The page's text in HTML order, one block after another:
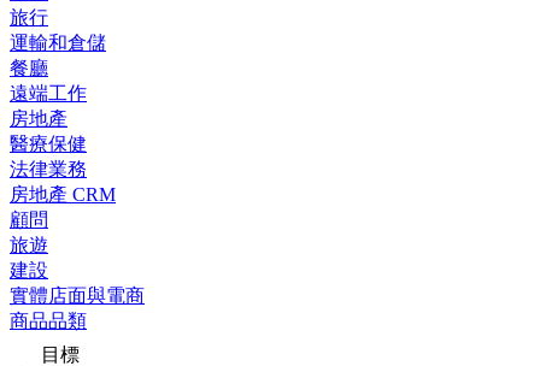
旅行
運輸和倉儲
餐廳
遠端工作
房地產
醫療保健
法律業務
房地產 CRM
顧問
旅遊
建設
實體店面與電商
商品品類
目標